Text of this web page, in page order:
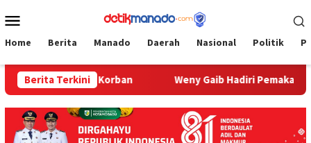
ke
Mobile
Home Berita Manado Daerah Nasional Politik
Berita Terkini
Keluarga Korban Weny Gaib Hadiri Pemakaman